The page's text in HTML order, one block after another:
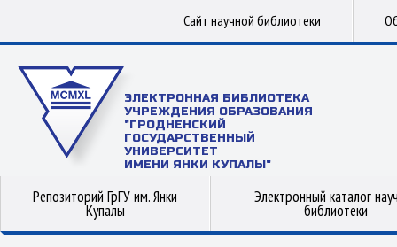
Сайт научной библиотеки
ЭЛЕКТРОННАЯ БИБЛИОТЕКА
УЧРЕЖДЕНИЯ ОБРАЗОВАНИЯ
"ГРОДНЕНСКИЙ
ГОСУДАРСТВЕННЫЙ
УНИВЕРСИТЕТ
ИМЕНИ ЯНКИ КУПАЛЫ"
Репозиторий ГрГУ им. Янки
Купалы
Электронный каталог
библиотеки